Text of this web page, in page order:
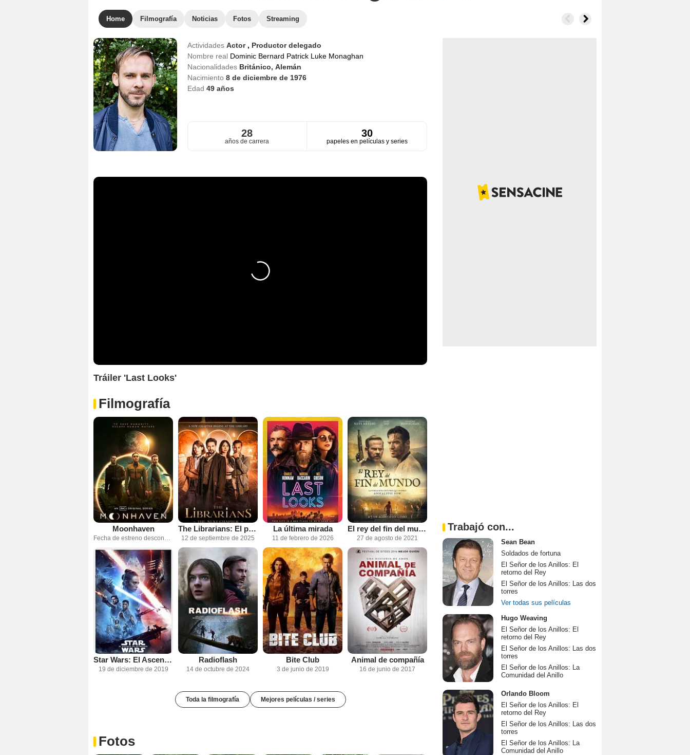
Home Filmografía Noticias Fotos Streaming
Actividades Actor , Productor delegado
Nombre real Dominic Bernard Patrick Luke Monaghan
Nacionalidades Británico, Alemán
Nacimiento 8 de diciembre de 1976
Edad 49años
28
años de carrera
30
papeles en películas y series
Tráiler 'Last Looks'
Filmografía
Moonhaven
Fecha de estreno desconocida
The Librarians: El próximo capítulo
12 de septiembre de 2025
La última mirada
11 de febrero de 2026
El rey del fin del mundo
27 de agosto de 2021
Star Wars: El Ascenso de Skywalker
19 de diciembre de 2019
Radioflash
14 de octubre de 2024
Bite Club
3 de junio de 2019
Animal de compañía
16 de junio de 2017
Toda la filmografía Mejores películas / series
Fotos
Trabajó con...
Sean Bean
Soldados de fortuna
El Señor de los Anillos: El
retorno del Rey
El Señor de los Anillos: Las dos
torres
Ver todas sus películas
Hugo Weaving
El Señor de los Anillos: El
retorno del Rey
El Señor de los Anillos: Las dos
torres
El Señor de los Anillos: La
Comunidad del Anillo
Orlando Bloom
El Señor de los Anillos: El
retorno del Rey
El Señor de los Anillos: Las dos
torres
El Señor de los Anillos: La
Comunidad del Anillo